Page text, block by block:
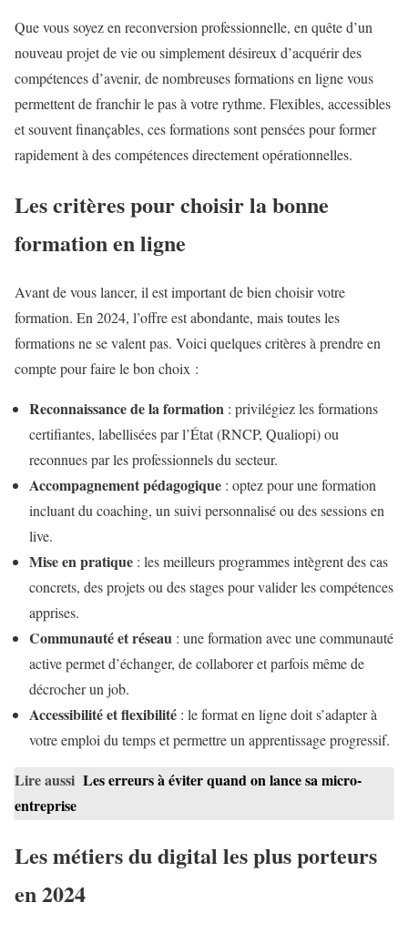
Que vous soyez en reconversion professionnelle, en quête d’un
nouveau projet de vie ou simplement désireux d’acquérir des
compétences d’avenir, de nombreuses formations en ligne vous
permettent de franchir le pas à votre rythme. Flexibles, accessibles
et souvent finançables, ces formations sont pensées pour former
rapidement à des compétences directement opérationnelles.
Les critères pour choisir la bonne
formation en ligne
Avant de vous lancer, il est important de bien choisir votre
formation. En 2024, l’offre est abondante, mais toutes les
formations ne se valent pas. Voici quelques critères à prendre en
compte pour faire le bon choix :
Reconnaissance de la formation : privilégiez les formations
certifiantes, labellisées par l’État (RNCP, Qualiopi) ou
reconnues par les professionnels du secteur.
Accompagnement pédagogique : optez pour une formation
incluant du coaching, un suivi personnalisé ou des sessions en
live.
Mise en pratique : les meilleurs programmes intègrent des cas
concrets, des projets ou des stages pour valider les compétences
apprises.
Communauté et réseau : une formation avec une communauté
active permet d’échanger, de collaborer et parfois même de
décrocher un job.
Accessibilité et flexibilité : le format en ligne doit s’adapter à
votre emploi du temps et permettre un apprentissage progressif.
Lire aussi Les erreurs à éviter quand on lance sa micro-
entreprise
Les métiers du digital les plus porteurs
en 2024